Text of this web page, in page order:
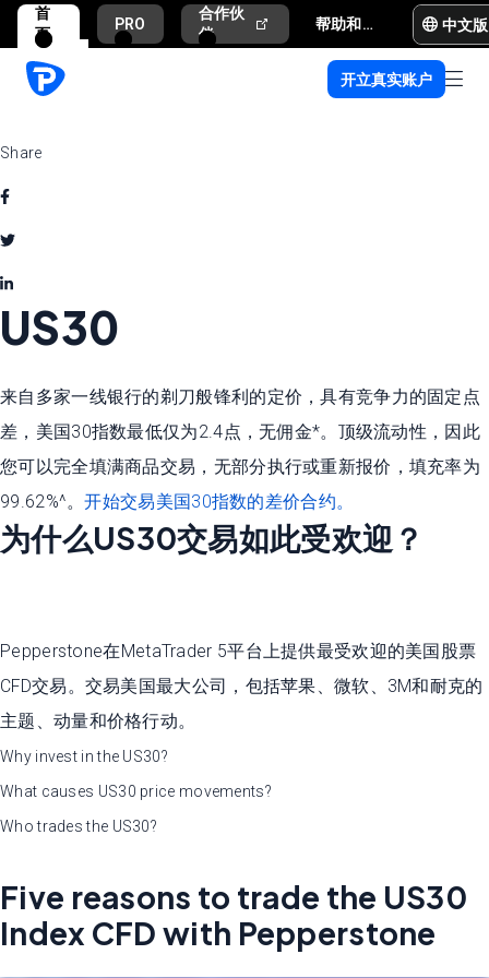
首
页
PRO
合作伙
伴
帮助和支持 中文版
开立真实账户
Share
US30
来自多家一线银行的剃刀般锋利的定价，具有竞争力的固定点
差，美国30指数最低仅为2.4点，无佣金*。顶级流动性，因此
您可以完全填满商品交易，无部分执行或重新报价，填充率为
99.62%^。开始交易美国30指数的差价合约。
为什么US30交易如此受欢迎？
Pepperstone在MetaTrader 5平台上提供最受欢迎的美国股票
CFD交易。交易美国最大公司，包括苹果、微软、3M和耐克的
主题、动量和价格行动。
Why invest in the US30?
What causes US30 price movements?
Who trades the US30?
Five reasons to trade the US30
Index CFD with Pepperstone